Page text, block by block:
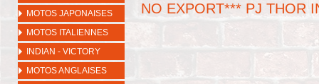
MOTOS JAPONAISES
MOTOS ITALIENNES
INDIAN - VICTORY
MOTOS ANGLAISES
NO EXPORT*** PJ THOR